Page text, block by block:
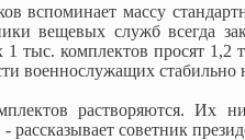
вспоминает массу
вещевых служб всегда
тыс. комплектов просят 1,2
военнослужащих стабильно
растворяются. Их
рассказывает советник